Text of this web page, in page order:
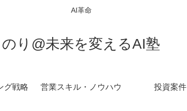
AI革命
のり@未来を変えるAI塾
グ戦略 営業スキル・ノウハウ 投資案件